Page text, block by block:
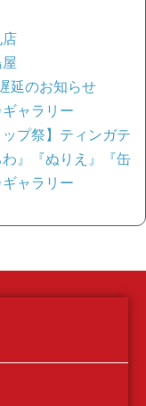
延のお知らせ
ャラリー
プ祭】ティンガテ
』『ぬりえ』『缶
ャラリー